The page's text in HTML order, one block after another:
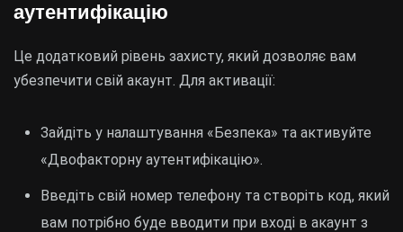
аутентифікацію
Це додатковий рівень захисту, який дозволяє вам
убезпечити свій акаунт. Для активації:
Зайдіть у налаштування «Безпека» та активуйте
«Двофакторну аутентифікацію».
Введіть свій номер телефону та створіть код, який
вам потрібно буде вводити при вході в акаунт з